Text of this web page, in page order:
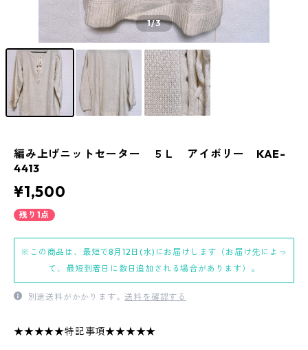
1/3
編み上げニットセーター ５Ｌ アイボリー KAE-
4413
¥1,500
残り1点
※この商品は、最短で8月12日(水)にお届けします（お届け先によっ
て、最短到着日に数日追加される場合があります）。
別途送料がかかります。送料を確認する
★★★★★特記事項★★★★★